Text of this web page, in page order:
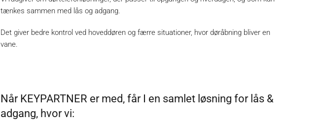
tænkes sammen med lås og adgang.
Det giver bedre kontrol ved hoveddøren og færre situationer, hvor døråbning bliver en
vane.
Når KEYPARTNER er med, får I en samlet løsning for lås &
adgang, hvor vi: